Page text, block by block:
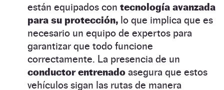
están equipados con tecnología avanzada
para su protección, lo que implica que es
necesario un equipo de expertos para
garantizar que todo funcione
correctamente. La presencia de un
conductor entrenado asegura que estos
vehículos sigan las rutas de manera